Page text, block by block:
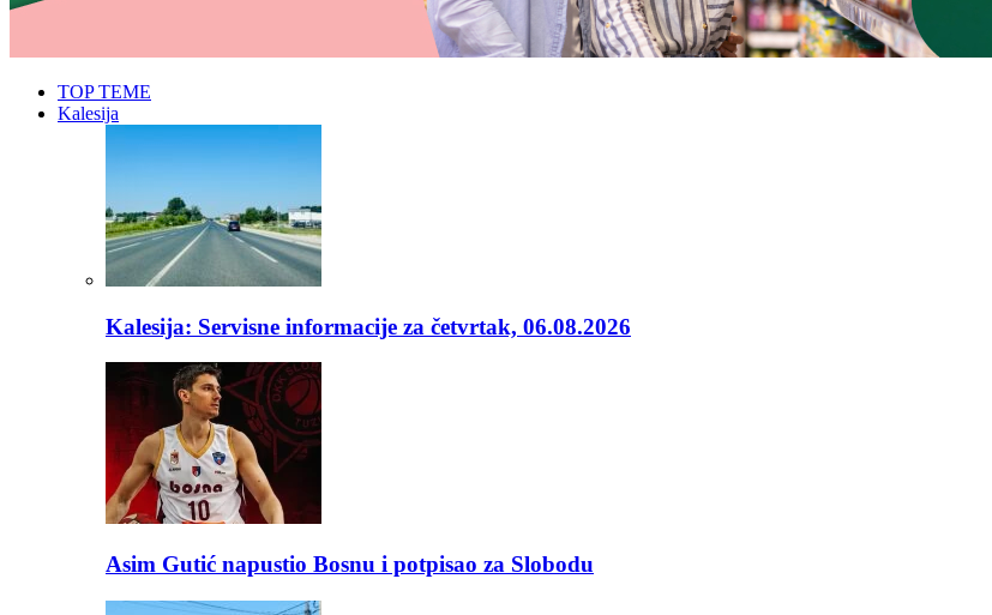
TOP TEME
Kalesija
Kalesija: Servisne informacije za četvrtak, 06.08.2026
Asim Gutić napustio Bosnu i potpisao za Slobodu